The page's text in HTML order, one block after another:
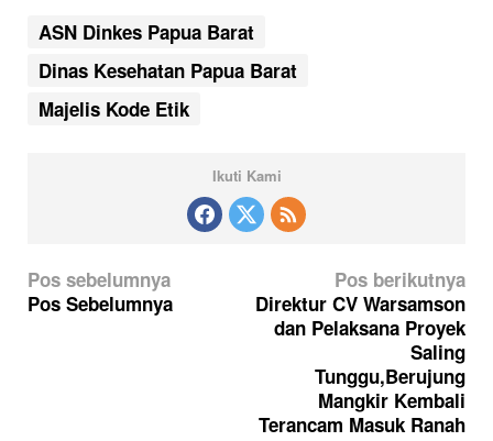
ASN Dinkes Papua Barat
Dinas Kesehatan Papua Barat
Majelis Kode Etik
Ikuti Kami
N
a
Pos sebelumnya
Pos Sebelumnya
Pos berikutnya
Direktur CV Warsamson
dan Pelaksana Proyek
Saling
Tunggu,Berujung
Mangkir Kembali
Terancam Masuk Ranah